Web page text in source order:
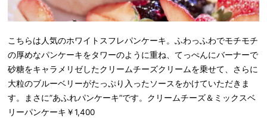
こちらは人気のホワイトスフレパンケーキ。ふわっふわでモチモチ
の厚めなパンケーキをタワーのように重ね、てっぺんにバーナーで
砂糖をキャラメリゼしたクリームチーズクリームを乗せて、さらに
大粒のブルーベリーがたっぷり入ったソースをかけていただきま
す。まさに”あふれパンケーキ”です。クリームチーズ＆ミックスベ
リーパンケーキ￥1,400